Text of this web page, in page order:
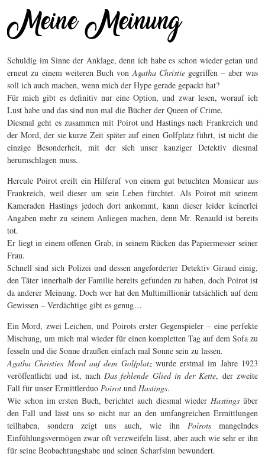
Schuldig im Sinne der Anklage, denn ich habe es schon wieder getan und
erneut zu einem weiteren Buch vonAgatha Christiegegriffen – aber was
soll ich auch machen, wenn mich der Hype gerade gepackt hat?
Für mich gibt es definitiv nur eine Option, und zwar lesen, worauf ich
Lust habe und das sind nun mal die Bücher der Queen of Crime.
Diesmal geht es zusammen mit Poirot und Hastings nach Frankreich und
der Mord, der sie kurze Zeit später auf einen Golfplatz führt, ist nicht die
einzige Besonderheit, mit der sich unser kauziger Detektiv diesmal
herumschlagen muss.
Hercule Poirot ereilt ein Hilferuf von einem gut betuchten Monsieur aus
Frankreich, weil dieser um sein Leben fürchtet. Als Poirot mit seinem
Kameraden Hastings jedoch dort ankommt, kann dieser leider keinerlei
Angaben mehr zu seinem Anliegen machen, denn Mr. Renauld ist bereits
tot.
Er liegt in einem offenen Grab, in seinem Rücken das Papiermesser seiner
Frau.
Schnell sind sich Polizei und dessen angeforderter Detektiv Giraud einig,
den Täter innerhalb der Familie bereits gefunden zu haben, doch Poirot ist
da anderer Meinung. Doch wer hat den Multimillionär tatsächlich auf dem
Gewissen – Verdächtige gibt es genug…
Ein Mord, zwei Leichen, und Poirots erster Gegenspieler – eine perfekte
Mischung, um mich mal wieder für einen kompletten Tag auf dem Sofa zu
fesseln und die Sonne draußen einfach mal Sonne sein zu lassen.
Agatha Christies Mord auf dem Golfplatzwurde erstmal im Jahre 1923
veröffentlicht und ist, nachDas fehlende Glied in der Kette, der zweite
Fall für unser Ermittlerduo Poirot und Hastings.
Wie schon im ersten Buch, berichtet auch diesmal wiederHastings über
den Fall und lässt uns so nicht nur an den umfangreichen Ermittlungen
teilhaben, sondern zeigt uns auch, wie ihn Poirotsmangelndes
Einfühlungsvermögen zwar oft verzweifeln lässt, aber auch wie sehr er ihn
für seine Beobachtungshabe und seinen Scharfsinn bewundert.